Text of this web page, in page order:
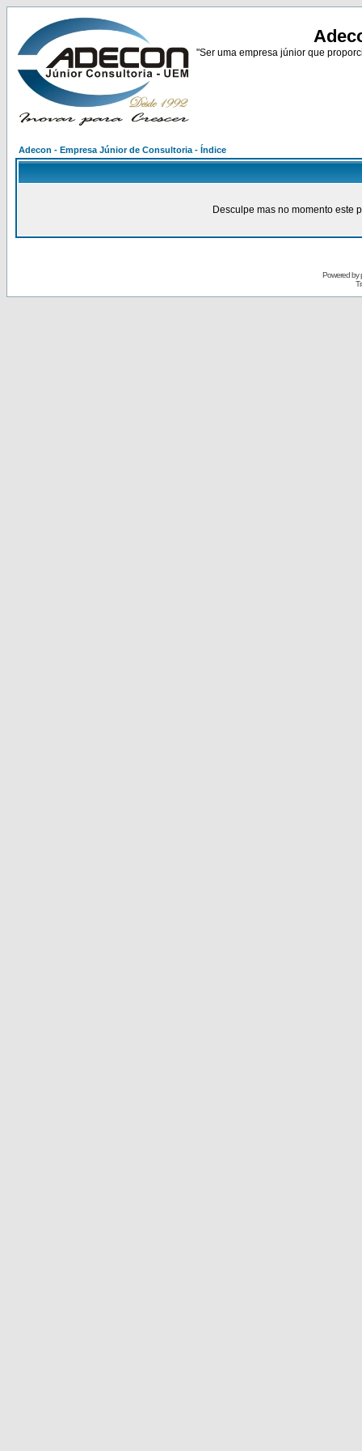
"Ser uma empresa júnior que
Adecon - Empresa Júnior de Consultoria - Índice
Desculpe mas no momento este
Powered by